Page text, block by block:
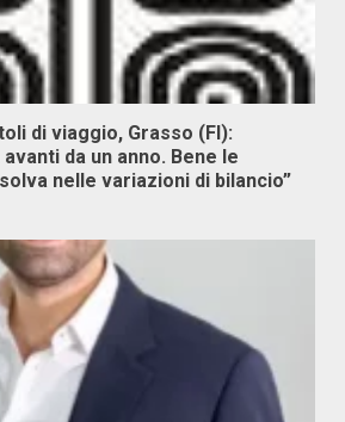
di viaggio, Grasso (FI):
da un anno. Bene le
nelle variazioni di bilancio”